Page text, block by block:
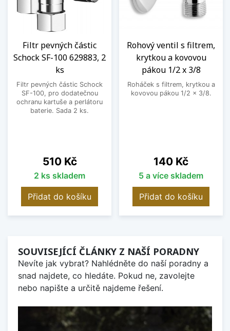
Filtr pevných částic
Schock SF-100 629883, 2
ks
Filtr pevných částic Schock
SF-100, pro dodatečnou
ochranu kartuše a perlátoru
baterie. Sada 2 ks.
Cena
510 Kč
2 ks skladem
Přidat do košíku
Rohový ventil s filtrem,
krytkou a kovovou
pákou 1/2 x 3/8
Roháček s filtrem, krytkou a
kovovou pákou 1/2 x 3/8.
Cena
140 Kč
5 a více skladem
Přidat do košíku
SOUVISEJÍCÍ ČLÁNKY Z NAŠÍ PORADNY
Nevíte jak vybrat? Nahlédněte do naší poradny a
snad najdete, co hledáte. Pokud ne, zavolejte
nebo napište a určitě najdeme řešení.